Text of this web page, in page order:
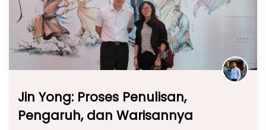
Jin Yong: Proses Penulisan,
Pengaruh, dan Warisannya